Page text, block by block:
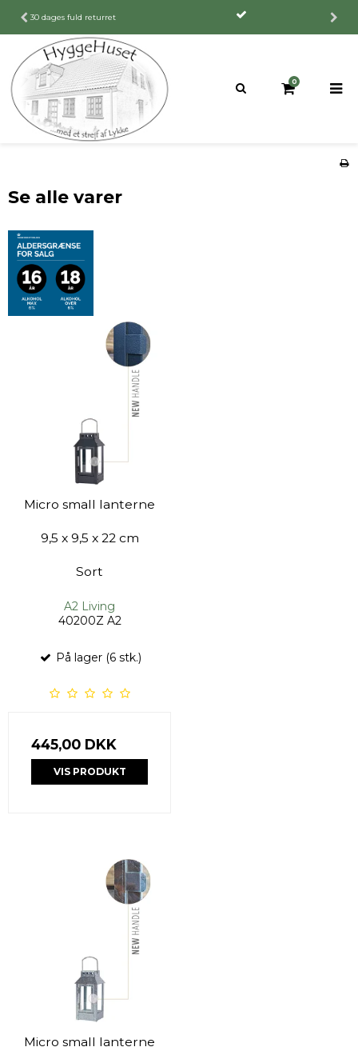
30 dages fuld returret
0
Se alle varer
Micro small lanterne
9,5 x 9,5 x 22 cm
Sort
A2 Living
40200Z A2
På lager (6 stk.)
445,00 DKK
VIS PRODUKT
Micro small lanterne